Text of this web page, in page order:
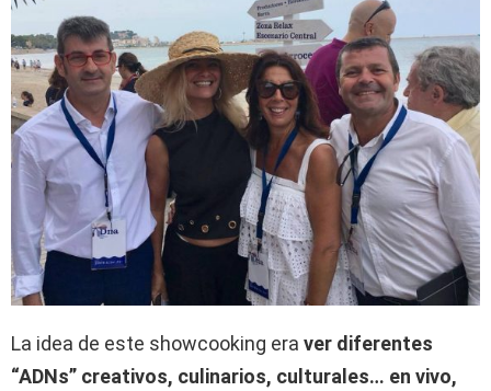
La idea de este showcooking era ver diferentes
“ADNs” creativos, culinarios, culturales… en vivo,